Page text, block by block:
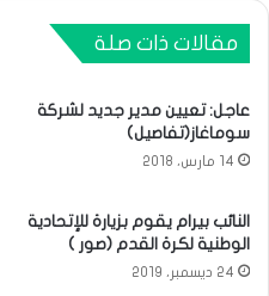
مقالات ذات صلة
عاجل: تعيين مدير جديد لشركة
سوماغاز(تفاصيل)
14 مارس، 2018
النائب بيرام يقوم بزيارة للإتحادية
الوطنية لكرة القدم (صور )
24 ديسمبر، 2019